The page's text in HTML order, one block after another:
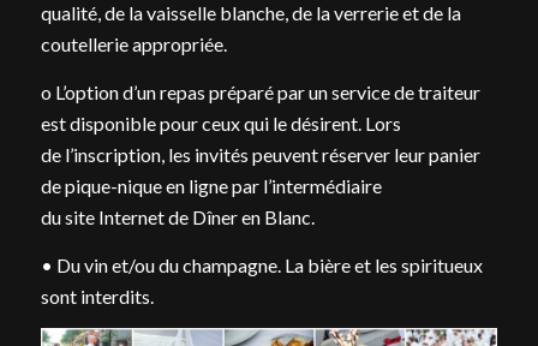
qualité, de la vaisselle blanche, de la verrerie et de la
coutellerie appropriée.
o L’option d’un repas préparé par un service de traiteur
est disponible pour ceux qui le désirent. Lors
de l’inscription, les invités peuvent réserver leur panier
de pique-nique en ligne par l’intermédiaire
du site Internet de Dîner en Blanc.
• Du vin et/ou du champagne. La bière et les spiritueux
sont interdits.